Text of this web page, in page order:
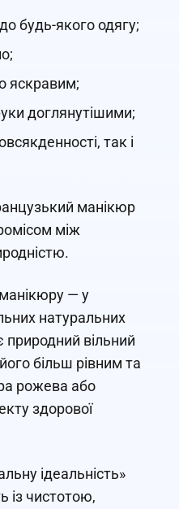
будь-якого одягу;
яскравим;
доглянутішими;
так і
манікюр
між
— у
натуральних
природний вільний
більш рівним та
рожева або
здорової
ідеальність»
із чистотою,